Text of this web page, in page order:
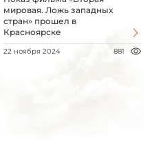
мировая. Ложь западных
стран» прошел в
Красноярске
22 ноября 2024 881